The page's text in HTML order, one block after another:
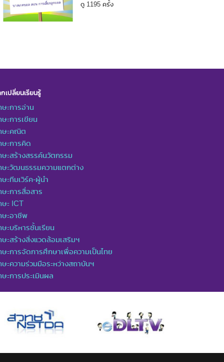
ดู 1195 ครั้ง
เปลี่ยนเรียนรู้
ะการอ่าน
ะการเขียน
ษะคณิต
ะการคิด
ะสร้างสรรค์นวัตกรรม
ษะวัฒนธรรมความแตกต่าง
ะทีมเวิร์ค-ผู้นำ
ะการสื่อสาร
ะ ICT
ษะอาชีพ
ะบริหารชั้นเรียน
ะสร้างสิ่งแวดล้อมเสริมฯ
ะการจัดการศึกษาเพื่อความเป็นไทย
ะความร่วมมือระหว่างสถาบันฯ
ะการประเมินผล